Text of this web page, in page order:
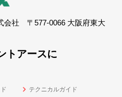
会社 〒577-0066 大阪府東大
トアースに
テクニカルガイド